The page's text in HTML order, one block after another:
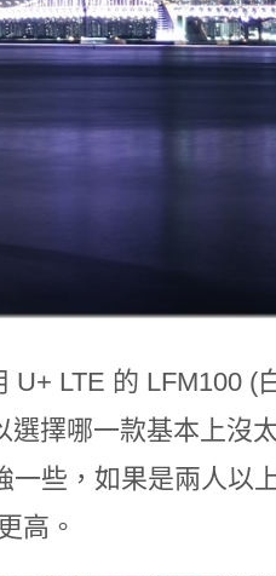
LTE 的 LFM100 (
擇哪一款基本上沒
些，如果是兩人以
高。